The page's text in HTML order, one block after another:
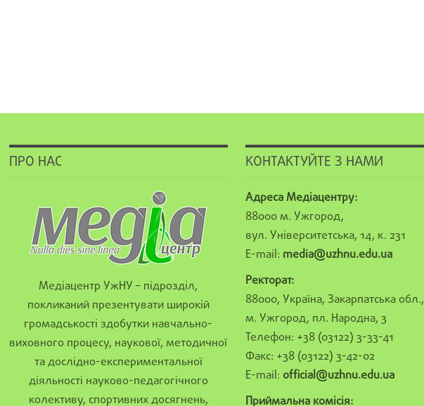
ПРО НАС
Медіацентр УжНУ – підрозділ,
покликаний презентувати широкій
громадськості здобутки навчально-
виховного процесу, наукової, методичної
та дослідно-експериментальної
діяльності науково-педагогічного
колективу, спортивних досягнень,
КОНТАКТУЙТЕ З НАМИ
Адреса Медіацентру:
88000 м. Ужгород,
вул. Університетська, 14, к. 231
E-mail: media@uzhnu.edu.ua
Ректорат:
88000, Україна, Закарпатська обл.,
м. Ужгород, пл. Народна, 3
Телефон: +38 (03122) 3-33-41
Факс: +38 (03122) 3-42-02
E-mail: official@uzhnu.edu.ua
Приймальна комісія: